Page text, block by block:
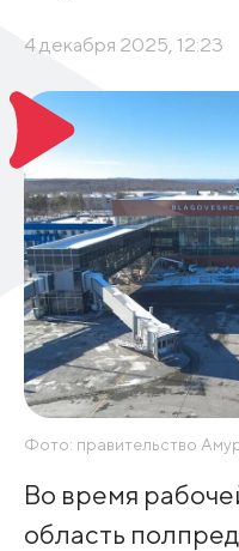
4 декабря 2025, 12:23
Фото: правительство
Во время
область